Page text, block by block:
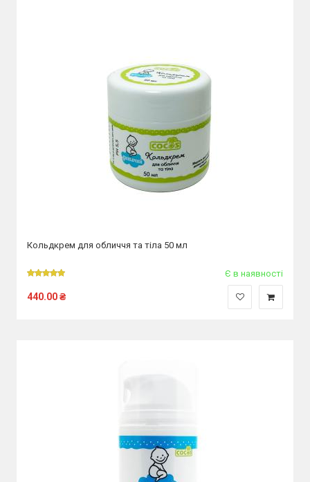
Кольдкрем для обличчя та тіла 50 мл
Є в наявності
440.00₴